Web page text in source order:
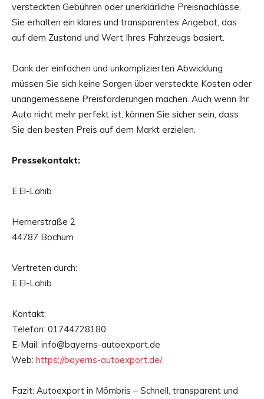
versteckten Gebühren oder unerklärliche Preisnachlässe.
Sie erhalten ein klares und transparentes Angebot, das
auf dem Zustand und Wert Ihres Fahrzeugs basiert.
Dank der einfachen und unkomplizierten Abwicklung
müssen Sie sich keine Sorgen über versteckte Kosten oder
unangemessene Preisforderungen machen. Auch wenn Ihr
Auto nicht mehr perfekt ist, können Sie sicher sein, dass
Sie den besten Preis auf dem Markt erzielen.
Pressekontakt:
E.El-Lahib
Hernerstraße 2
44787 Bochum
Vertreten durch:
E.El-Lahib
Kontakt:
Telefon: 01744728180
E-Mail: info@bayerns-autoexport.de
Web: https://bayerns-autoexport.de/
Fazit: Autoexport in Mömbris – Schnell, transparent und